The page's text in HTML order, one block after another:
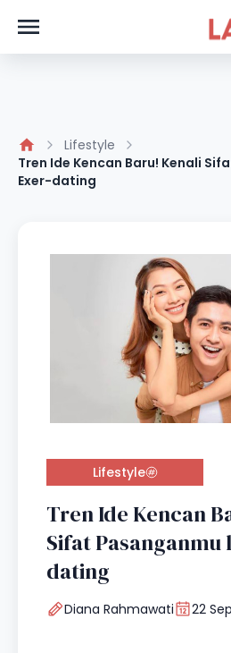
Lifestyle
Tren Ide Kencan Baru! Kenali
Exer-dating
Lifestyle
Tren Ide Kencan
Sifat Pasanganmu
dating
Diana Rahmawati 22